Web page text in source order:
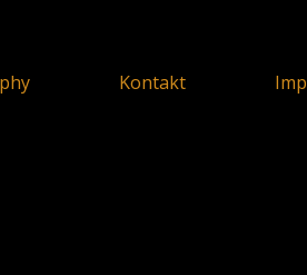
Kontakt